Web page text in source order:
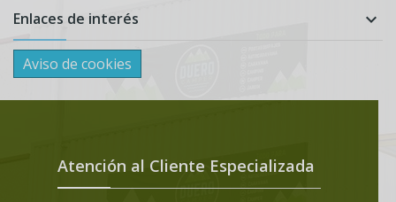
Enlaces de interés 
Aviso de cookies
Atención al Cliente Especializada